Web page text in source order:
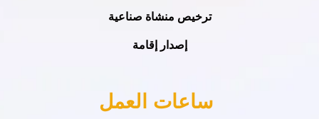
ترخيص منشاة صناعية
إصدار إقامة
ساعات العمل